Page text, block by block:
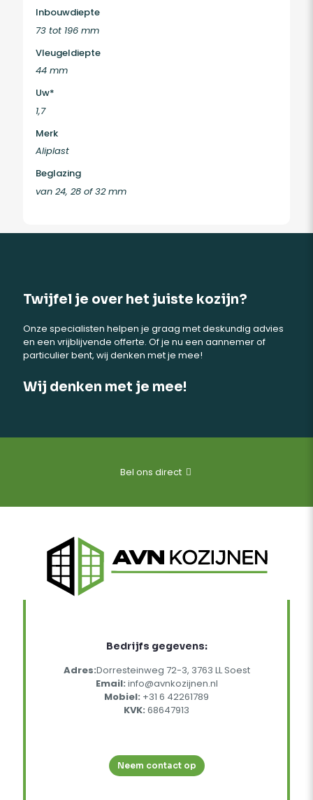
Inbouwdiepte
73 tot 196 mm
Vleugeldiepte
44 mm
Uw*
1,7
Merk
Aliplast
Beglazing
van 24, 28 of 32 mm
Twijfel je over het juiste kozijn?
Onze specialisten helpen je graag met deskundig advies
en een vrijblijvende offerte. Of je nu een aannemer of
particulier bent, wij denken met je mee!
Wij denken met je mee!
Bel ons direct
Bedrijfs gegevens:
Adres:Dorresteinweg 72-3, 3763 LL Soest
Email: info@avnkozijnen.nl
Mobiel: +31 6 42261789
KVK: 68647913
Neem contact op